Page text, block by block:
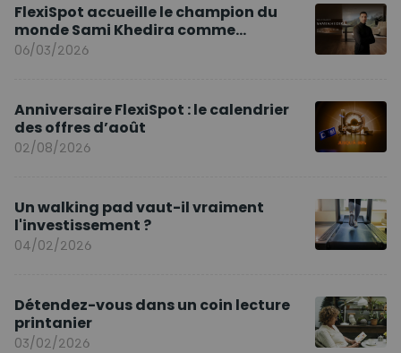
FlexiSpot accueille le champion du
monde Sami Khedira comme
ambassadeur de la marque en Europe
06/03/2026
Anniversaire FlexiSpot : le calendrier
des offres d’août
02/08/2026
Un walking pad vaut-il vraiment
l'investissement ?
04/02/2026
Détendez-vous dans un coin lecture
printanier
03/02/2026